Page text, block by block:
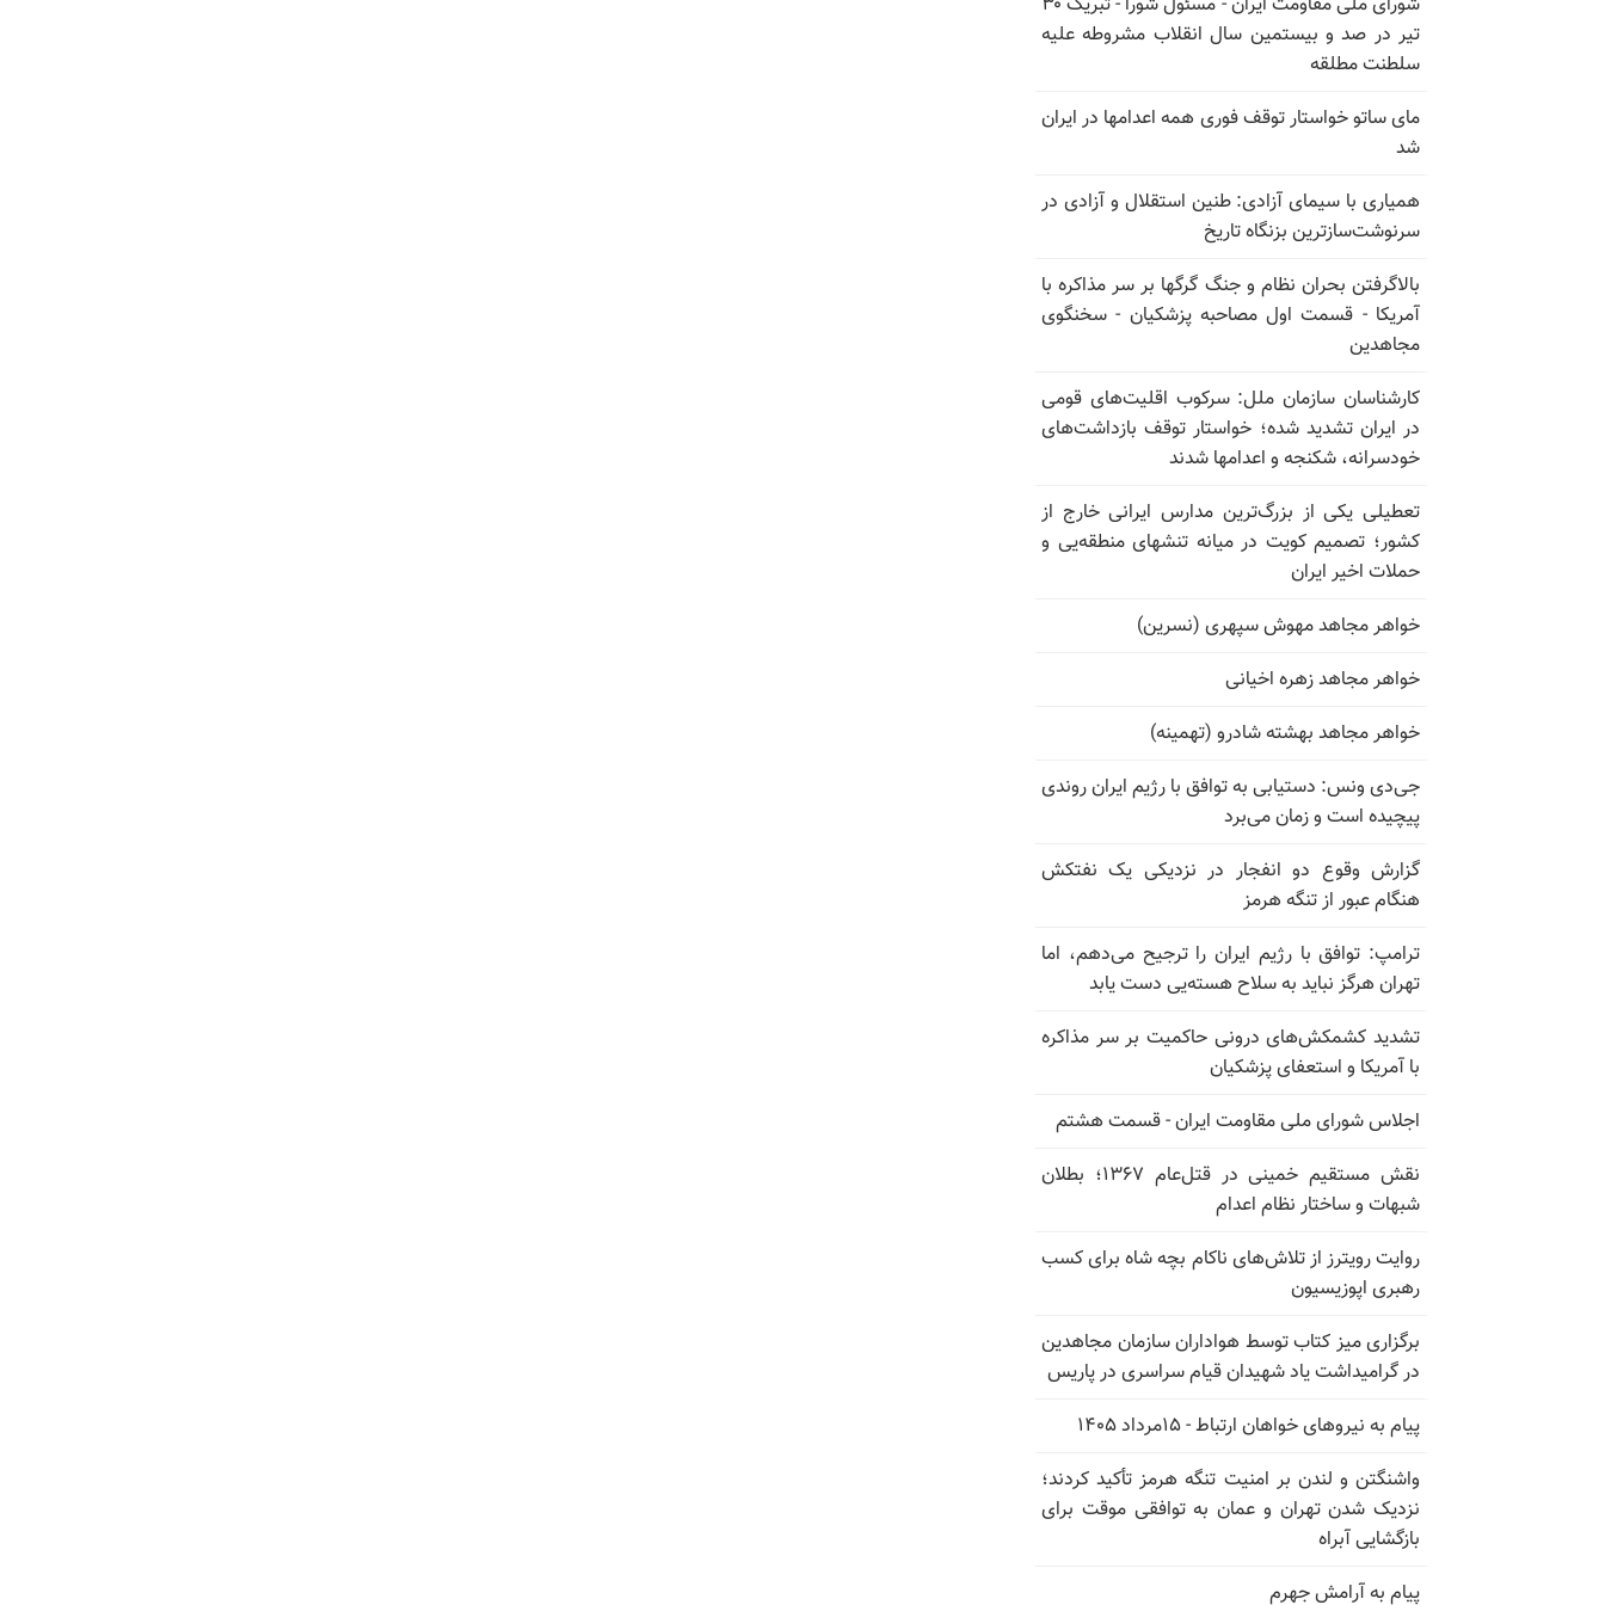
تیر در صد و بیستمین سال انقلاب مشروطه علیه
سلطنت مطلقه
مای ساتو خواستار توقف فوری همه اعدامها در ایران
شد
همیاری با سیمای آزادی: طنین استقلال و آزادی در
سرنوشت‌سازترین بزنگاه تاریخ
بالا‌گرفتن بحران نظام و جنگ گرگها بر سر مذاکره با
آمریکا - قسمت اول مصاحبه پزشکیان - سخنگوی
مجاهدین
کارشناسان سازمان ملل: سرکوب اقلیت‌های قومی
در ایران تشدید شده؛ خواستار توقف بازداشت‌های
خودسرانه، شکنجه و اعدامها شدند
تعطیلی یکی از بزرگ‌ترین مدارس ایرانی خارج از
کشور؛ تصمیم کویت در میانه تنشهای منطقه‌یی و
حملات اخیر ایران
خواهر مجاهد مهوش سپهری (نسرین)
خواهر مجاهد زهره اخیانی
خواهر مجاهد بهشته شادرو (تهمینه)
جی‌دی ونس: دستیابی به توافق با رژیم ایران روندی
پیچیده است و زمان می‌برد
گزارش وقوع دو انفجار در نزدیکی یک نفتکش
هنگام عبور از تنگه هرمز
ترامپ: توافق با رژیم ایران را ترجیح می‌دهم، اما
تهران هرگز نباید به سلاح هسته‌یی دست یابد
تشدید کشمکش‌های درونی حاکمیت بر سر مذاکره
با آمریکا و استعفای پزشکیان
اجلاس شورای ملی مقاومت ایران - قسمت هشتم
نقش مستقیم خمینی در قتل‌عام ۱۳۶۷؛ بطلان
شبهات و ساختار نظام اعدام
روایت رویترز از تلاش‌های ناکام بچه شاه برای کسب
رهبری اپوزیسیون
برگزاری میز کتاب توسط هواداران سازمان مجاهدین
در گرامیداشت یاد شهیدان قیام سراسری در پاریس
پیام به نیروهای خواهان ارتباط - ۱۵مرداد ۱۴۰۵
واشنگتن و لندن بر امنیت تنگه هرمز تأکید کردند؛
نزدیک شدن تهران و عمان به توافقی موقت برای
بازگشایی آبراه
پیام به آرامش جهرم